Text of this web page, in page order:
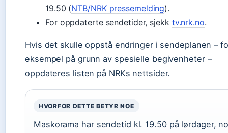
19.50 (NTB/NRK pressemelding).
For oppdaterte sendetider, sjekk tv.nrk.no.
Hvis det skulle oppstå endringer i sendeplanen –
eksempel på grunn av spesielle begivenheter –
oppdateres listen på NRKs nettsider.
HVORFOR DETTE BETYR NOE
Maskorama har sendetid kl. 19.50 på lørdager,